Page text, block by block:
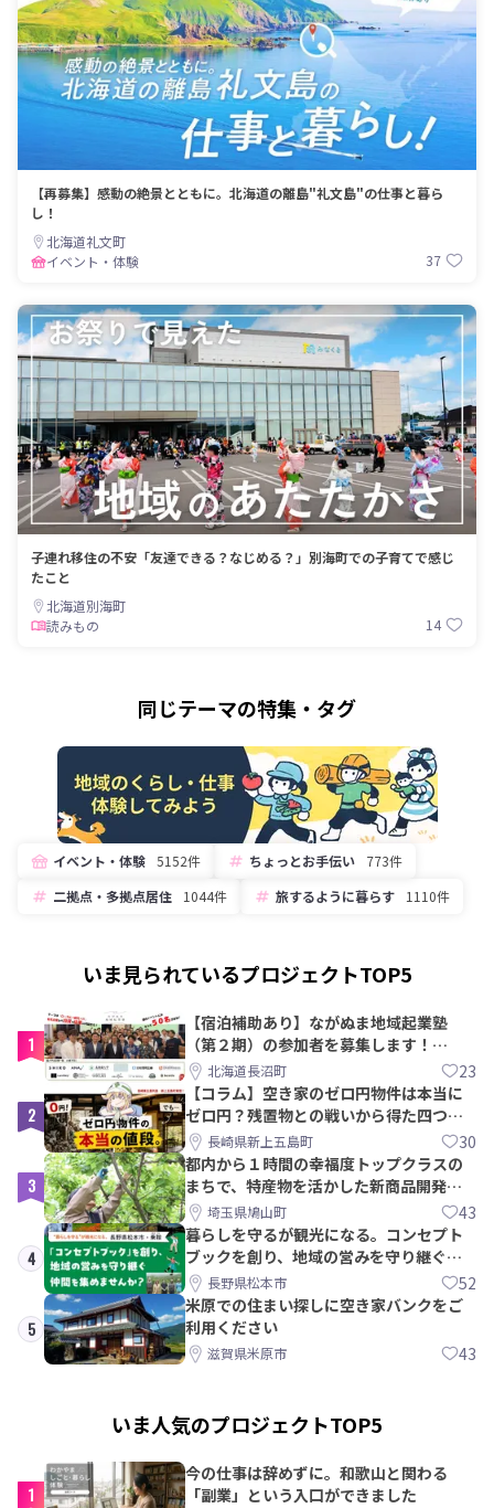
【再募集】感動の絶景とともに。北海道の離島"礼文島"の仕事と暮ら
し！
北海道礼文町
イベント・体験
37
子連れ移住の不安「友達できる？なじめる？」別海町での子育てで感じ
たこと
北海道別海町
読みもの
14
同じテーマの特集・タグ
イベント・体験 5152件 ちょっとお手伝い
773件
二拠点・多拠点居住
1044件 旅するように暮らす 1110件
いま見られているプロジェクトTOP5
1
【宿泊補助あり】ながぬま地域起業塾
（第２期）の参加者を募集します！
【8/21〆】
北海道長沼町 23
2
【コラム】空き家のゼロ円物件は本当に
ゼロ円？残置物との戦いから得た四つの
教訓｜新上五島町
長崎県新上五島町 30
3
都内から１時間の幸福度トップクラスの
まちで、特産物を活かした新商品開発＆
PRメンバー募集！
埼玉県鳩山町 43
4
暮らしを守るが観光になる。コンセプト
ブックを創り、地域の営みを守り継ぐ仲
間を集めませんか？
長野県松本市 52
5
米原での住まい探しに空き家バンクをご
利用ください
滋賀県米原市 43
いま人気のプロジェクトTOP5
1
今の仕事は辞めずに。和歌山と関わる
「副業」という入口ができました